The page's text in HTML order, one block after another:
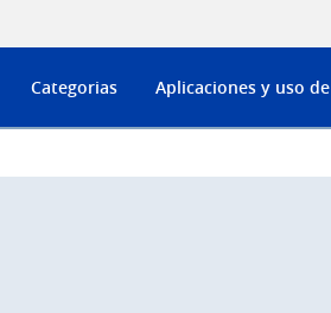
Categorias Aplicaciones y uso